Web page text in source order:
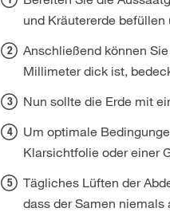
und Kräutererde
Anschließend können
Millimeter dick ist,
Nun sollte die Erde mit
Um optimale
Klarsichtfolie oder einer
Tägliches Lüften der
dass der Samen